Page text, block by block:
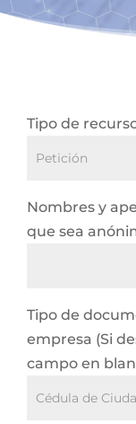
Tipo de
Nombres y
que sea
Tipo de
empresa (Si
campo en